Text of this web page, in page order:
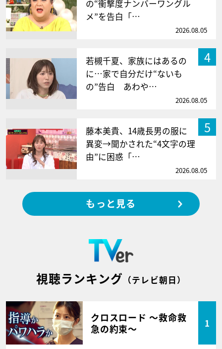
の“衝撃度ナンバーワングル
メ”を告白「…
2026.08.05
4
若槻千夏、家族にはあるの
に…家で自分だけ“ないも
の”告白 あわや…
2026.08.05
5
藤本美貴、14歳長男の服に
異変→聞かされた“4文字の理
由”に困惑「…
2026.08.05
もっと見る
視聴ランキング （テレビ朝日）
クロスロード ～救命救
急の約束～
1